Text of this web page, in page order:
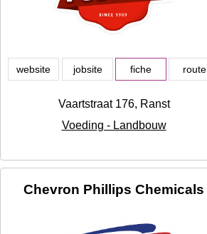
website jobsite fiche route
Vaartstraat 176, Ranst
Voeding - Landbouw
Chevron Phillips Chemicals